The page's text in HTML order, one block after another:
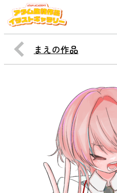
まえの作品